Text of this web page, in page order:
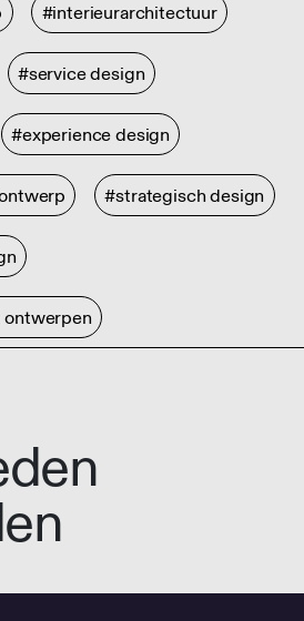
#interieurarchitectuur
#service design
#experience design
#strategisch design